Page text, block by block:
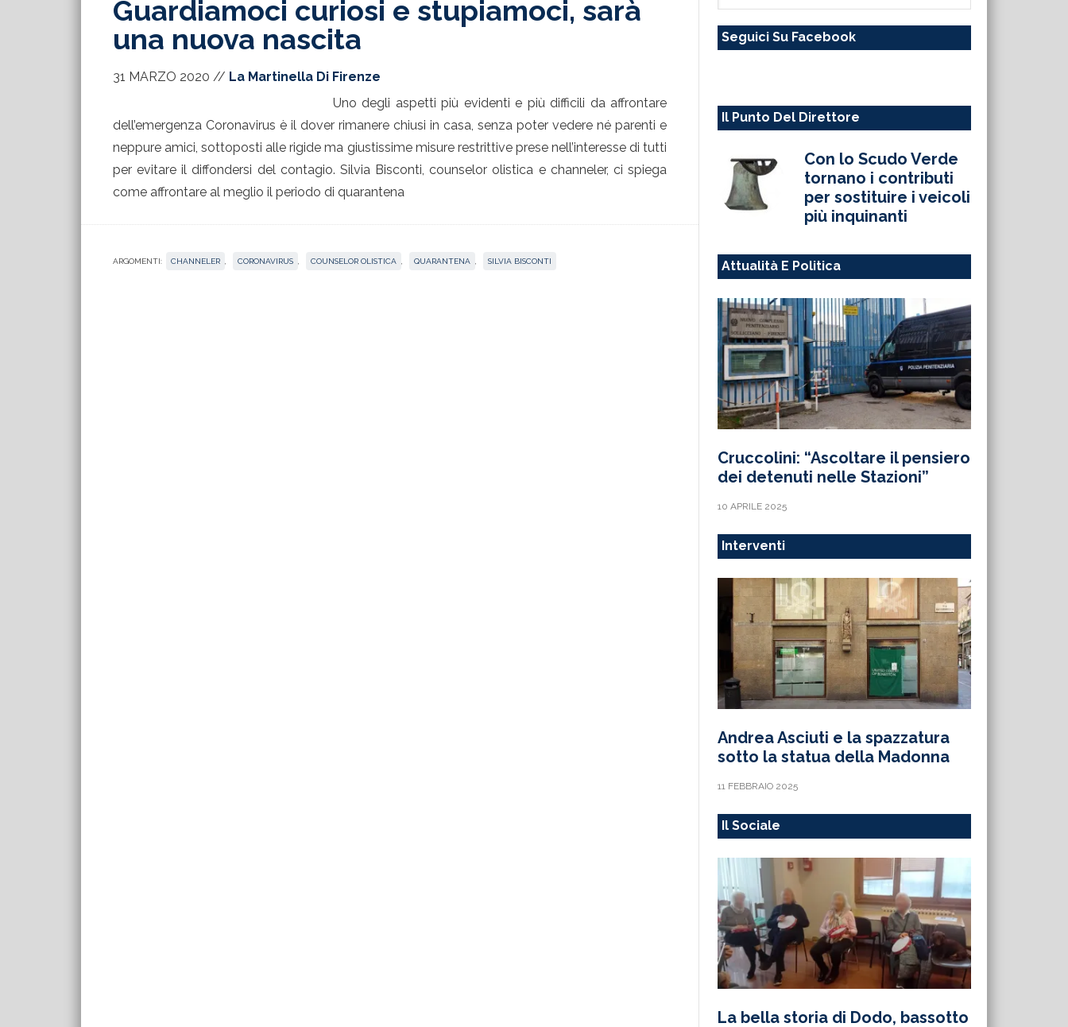
Guardiamoci curiosi e stupiamoci, sarà
una nuova nascita
31 MARZO 2020 // La Martinella Di Firenze
Uno degli aspetti più evidenti e più difficili da affrontare
dell’emergenza Coronavirus è il dover rimanere chiusi in casa, senza poter vedere né parenti e
neppure amici, sottoposti alle rigide ma giustissime misure restrittive prese nell’interesse di tutti
per evitare il diffondersi del contagio. Silvia Bisconti, counselor olistica e channeler, ci spiega
come affrontare al meglio il periodo di quarantena
ARGOMENTI: CHANNELER CORONAVIRUS COUNSELOR OLISTICA QUARANTENA SILVIA BISCONTI
sito
Seguici Su Facebook
Il Punto Del Direttore
Con lo Scudo Verde
tornano i contributi
per sostituire i veicoli
più inquinanti
Attualità E Politica
Cruccolini: “Ascoltare il pensiero
dei detenuti nelle Stazioni”
10 APRILE 2025
Interventi
Andrea Asciuti e la spazzatura
sotto la statua della Madonna
11 FEBBRAIO 2025
Il Sociale
La bella storia di Dodo, bassotto